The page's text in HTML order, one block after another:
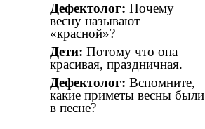
Дефектолог: Почему
весну называют
«красной»?
Дети: Потому что она
красивая, праздничная.
Дефектолог: Вспомните,
какие приметы весны были
в песне?